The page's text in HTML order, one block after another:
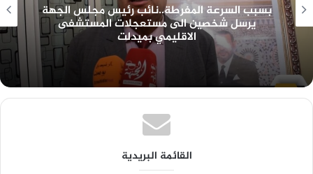
بسبب السرعة المفرطة..نائب رئيس مجلس الجهة
يرسل شخصين الى مستعجلات المستشفى
الاقليمي بميدلت
القائمة البريدية